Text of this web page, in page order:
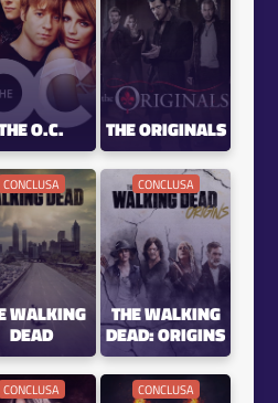
O.C. THE ORIGINALS
CONCLUSA
WALKING
DEAD
CONCLUSA
THE WALKING
DEAD: ORIGINS
CONCLUSA CONCLUSA